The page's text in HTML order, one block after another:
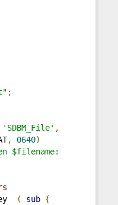
;
'SDBM_File' ,
, 0640)
$filename:
( sub {